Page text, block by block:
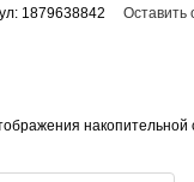
1879638842 Оставить
накопительной